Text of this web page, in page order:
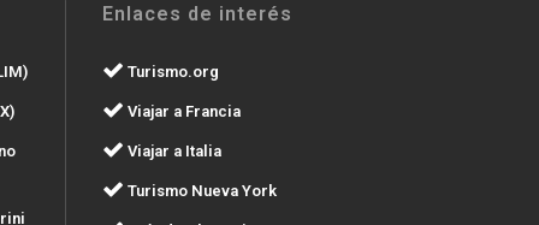
Enlaces de interés
Turismo.org
Viajar a Francia
Viajar a Italia
Turismo Nueva York